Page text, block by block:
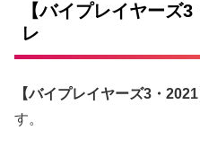
【バイプレイヤーズ
レ
【バイプレイヤーズ3・
す。